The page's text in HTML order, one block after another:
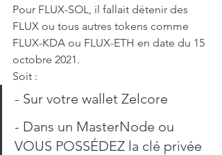
Pour FLUX-SOL, il fallait détenir des
FLUX ou tous autres tokens comme
FLUX-KDA ou FLUX-ETH en date du 15
octobre 2021.
Soit :
- Sur votre wallet Zelcore
- Dans un MasterNode ou
VOUS POSSÉDEZ la clé privée